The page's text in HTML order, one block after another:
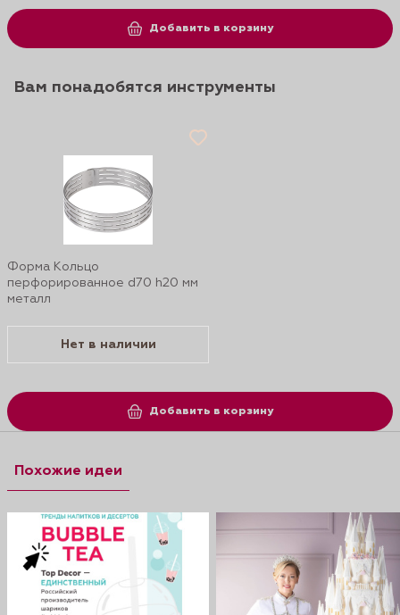
Добавить в корзину
Вам понадобятся инструменты
Форма Кольцо
перфорированное d70 h20 мм
металл
Нет в наличии
Добавить в корзину
Похожие идеи